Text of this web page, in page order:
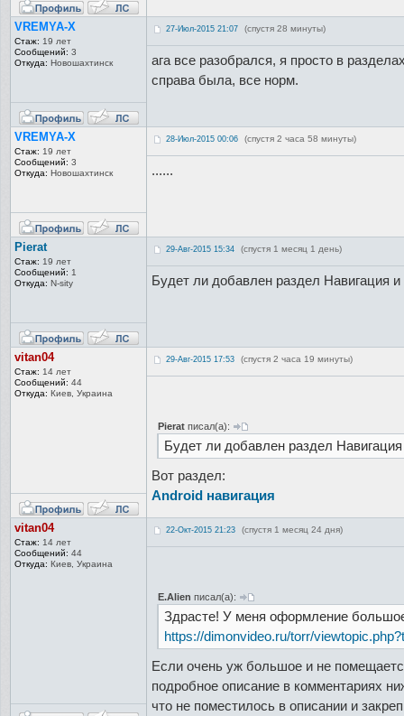
VREMYA-X
Стаж: 19 лет
Сообщений: 3
Откуда: Новошахтинск
27-Июл-2015 21:07 (спустя 28 минуты)
ага все разобрался, я просто в
справа была, все норм.
VREMYA-X
Стаж: 19 лет
Сообщений: 3
Откуда: Новошахтинск
28-Июл-2015 00:06 (спустя 2 часа 58 минуты)
......
Pierat
Стаж: 19 лет
Сообщений: 1
Откуда: N-sity
29-Авг-2015 15:34 (спустя 1 месяц 1 день)
Будет ли добавлен раздел Навигация
vitan04
Стаж: 14 лет
Сообщений: 44
Откуда: Киев, Украина
29-Авг-2015 17:53 (спустя 2 часа 19 минуты)
Pieratписал(а):
Будет ли добавлен раздел
Вот раздел:
Android навигация
vitan04
Стаж: 14 лет
Сообщений: 44
Откуда: Киев, Украина
22-Окт-2015 21:23 (спустя 1 месяц 24 дня)
E.Alien писал(а):
Здрасте! У меня оформление
https://dimonvideo.ru/torr/
Если очень уж большое и не
подробное описание в комментариях
что не поместилось в описании и